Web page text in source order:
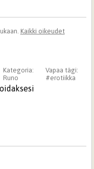
Kaikki oikeudet
Vapaa tägi:
#erotiikka
Kategoria:
Runo